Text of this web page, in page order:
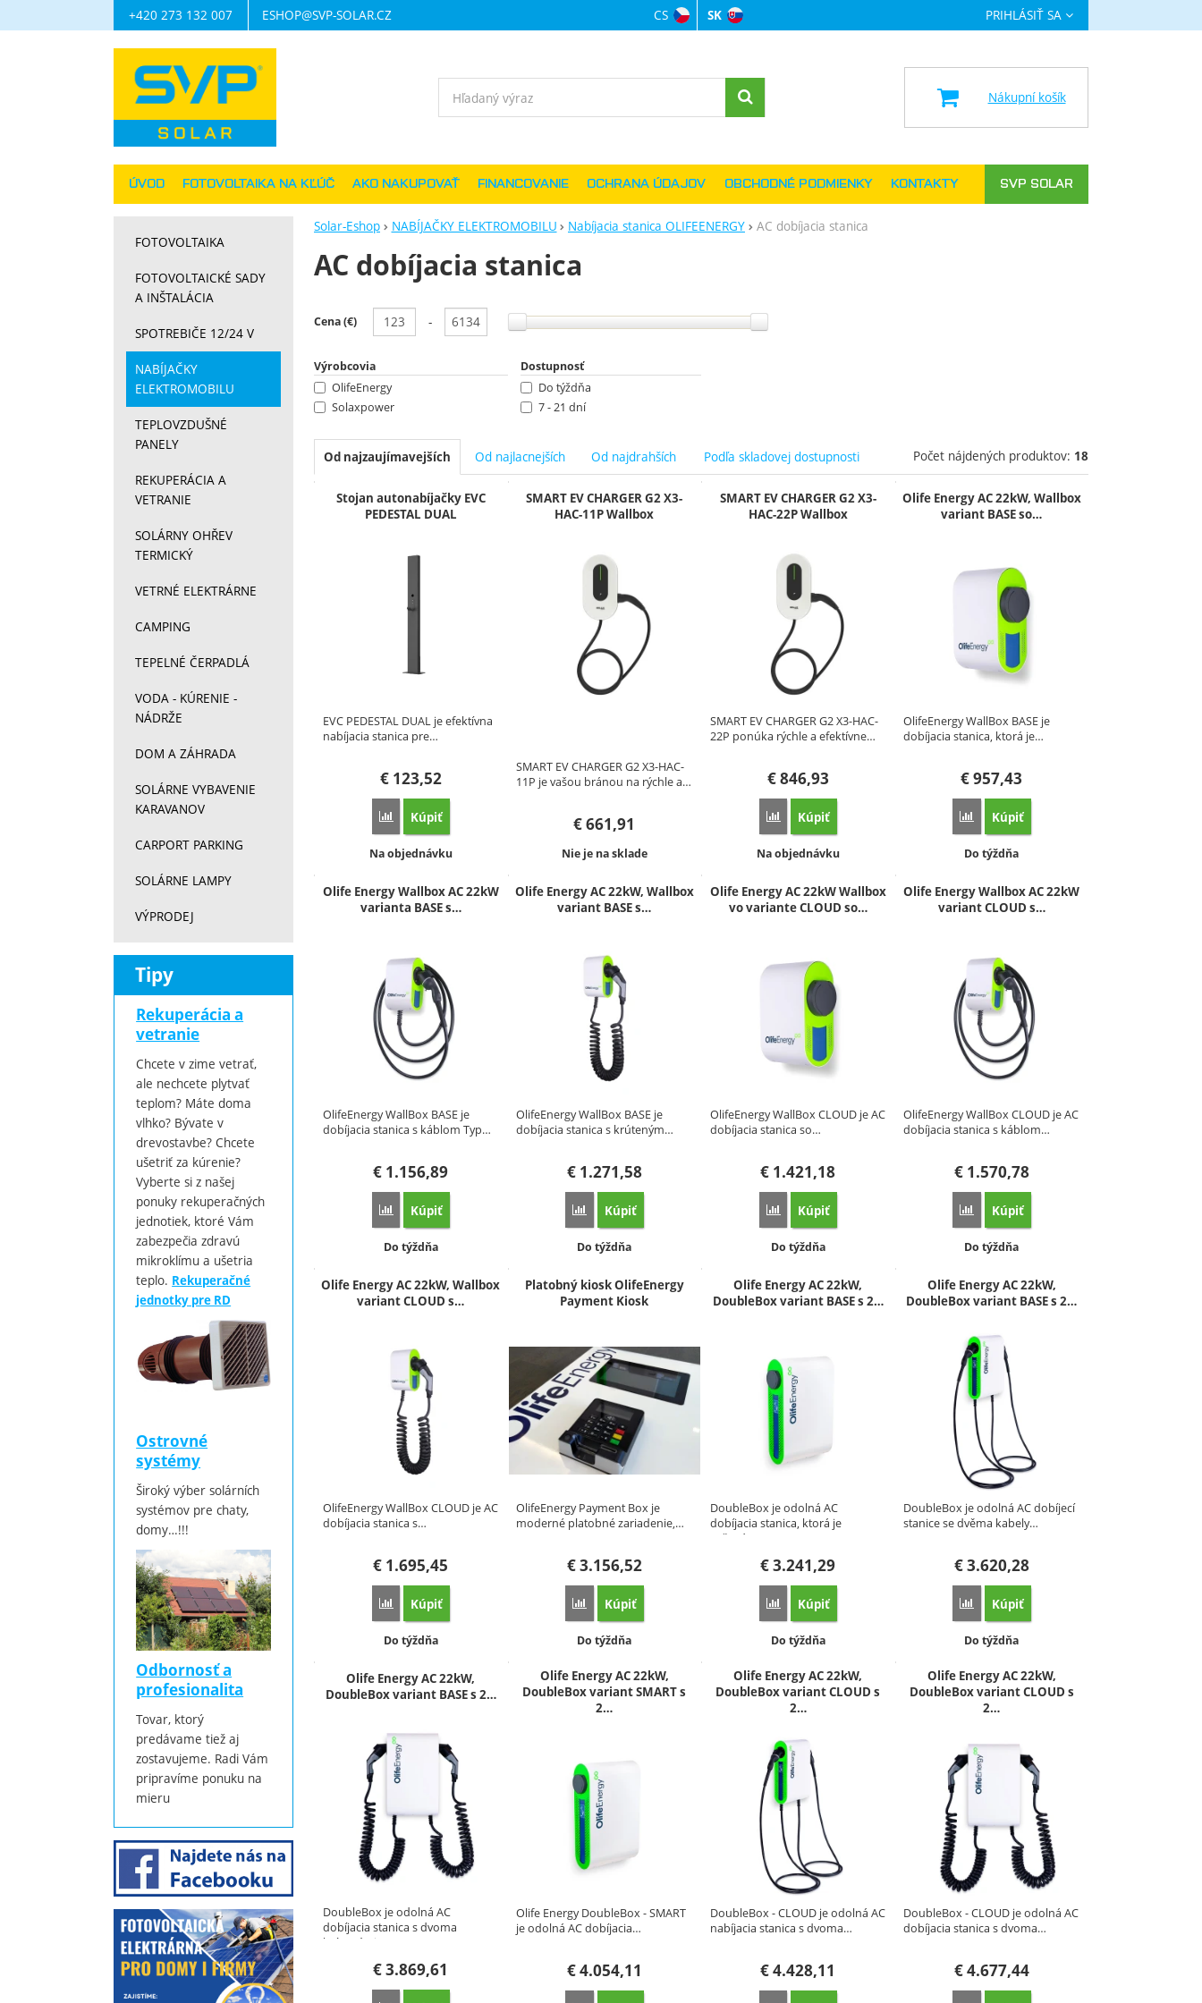
Solar-Eshop NABÍJAČKY ELEKTROMOBILU Nabíjacia stanica OLIFEENERGY AC dobíjacia stanica
AC dobíjacia stanica
Filtrovanie podľa parametrov
Cena (€) -
Výrobcovia
OlifeEnergy
Solaxpower
Dostupnosť
Do týždňa
7 - 21 dní
Od najzaujímavejších Od najlacnejších Od najdrahších Podľa skladovej dostupnosti Počet nájdených produktov: 18
Produkty
Stojan autonabíjačky EVC
PEDESTAL DUAL
EVC PEDESTAL DUAL je efektívna
nabíjacia stanica pre…
€123,52
Porovnať
Kúpiť
Dostupnosť:
Na objednávku
SMART EV CHARGER G2 X3-
HAC-11P Wallbox
SMART EV CHARGER G2 X3-HAC-
11P je vašou bránou na rýchle a…
€661,91
Dostupnosť:
Nie je na sklade
SMART EV CHARGER G2 X3-
HAC-22P Wallbox
SMART EV CHARGER G2 X3-HAC-
22P ponúka rýchle a efektívne…
€846,93
Porovnať
Kúpiť
Dostupnosť:
Na objednávku
Olife Energy AC 22kW, Wallbox
variant BASE so…
OlifeEnergy WallBox BASE je
dobíjacia stanica, ktorá je…
€957,43
Porovnať
Kúpiť
Dostupnosť:
Do týždňa
Olife Energy Wallbox AC 22kW
varianta BASE s…
OlifeEnergy WallBox BASE je
dobíjacia stanica s káblom Typ…
€ 1.156,89
Porovnať
Kúpiť
Dostupnosť:
Do týždňa
Olife Energy AC 22kW, Wallbox
variant BASE s…
OlifeEnergy WallBox BASE je
dobíjacia stanica s krúteným…
€1.271,58
Porovnať
Kúpiť
Dostupnosť:
Do týždňa
Olife Energy AC 22kW Wallbox
vo variante CLOUD so…
OlifeEnergy WallBox CLOUD je AC
dobíjacia stanica so…
€ 1.421,18
Porovnať
Kúpiť
Dostupnosť:
Do týždňa
Olife Energy Wallbox AC 22kW
variant CLOUD s…
OlifeEnergy WallBox CLOUD je AC
dobíjacia stanica s káblom…
€1.570,78
Porovnať
Kúpiť
Dostupnosť:
Do týždňa
Olife Energy AC 22kW, Wallbox
variant CLOUD s…
OlifeEnergy WallBox CLOUD je AC
dobíjacia stanica s…
€ 1.695,45
Porovnať
Kúpiť
Dostupnosť:
Do týždňa
Platobný kiosk OlifeEnergy
Payment Kiosk
OlifeEnergy Payment Box je
moderné platobné zariadenie,…
€3.156,52
Porovnať
Kúpiť
Dostupnosť:
Do týždňa
Olife Energy AC 22kW,
DoubleBox variant BASE s 2…
DoubleBox je odolná AC
dobíjacia stanica, ktorá je
určená…
€3.241,29
Porovnať
Kúpiť
Dostupnosť:
Do týždňa
Olife Energy AC 22kW,
DoubleBox variant BASE s 2…
DoubleBox je odolná AC dobíjecí
stanice se dvěma kabely…
€3.620,28
Porovnať
Kúpiť
Dostupnosť:
Do týždňa
Olife Energy AC 22kW,
DoubleBox variant BASE s 2…
DoubleBox je odolná AC
dobíjacia stanica s dvoma
krútenými…
€3.869,61
Olife Energy AC 22kW,
DoubleBox variant SMART s
2…
Olife Energy DoubleBox - SMART
je odolná AC dobíjacia…
€4.054,11
Olife Energy AC 22kW,
DoubleBox variant CLOUD s
2…
DoubleBox - CLOUD je odolná AC
nabíjacia stanica s dvoma…
€4.428,11
Olife Energy AC 22kW,
DoubleBox variant CLOUD s
2…
DoubleBox - CLOUD je odolná AC
dobíjacia stanica s dvoma…
€4.677,44
FOTOVOLTAIKA
FOTOVOLTAICKÉ SADY
A INŠTALÁCIA
SPOTREBIČE 12/24 V
NABÍJAČKY
ELEKTROMOBILU
TEPLOVZDUŠNÉ
PANELY
REKUPERÁCIA A
VETRANIE
SOLÁRNY OHŘEV
TERMICKÝ
VETRNÉ ELEKTRÁRNE
CAMPING
TEPELNÉ ČERPADLÁ
VODA - KÚRENIE -
NÁDRŽE
DOM A ZÁHRADA
SOLÁRNE VYBAVENIE
KARAVANOV
CARPORT PARKING
SOLÁRNE LAMPY
VÝPRODEJ
Tipy
Rekuperácia a
vetranie
Chcete v zime vetrať,
ale nechcete plytvať
teplom? Máte doma
vlhko? Bývate v
drevostavbe? Chcete
ušetriť za kúrenie?
Vyberte si z našej
ponuky rekuperačných
jednotiek, ktoré Vám
zabezpečia zdravú
mikroklímu a ušetria
teplo. Rekuperačné
jednotky pre RD
Ostrovné
systémy
Široký výber solárních
systémov pre chaty,
domy…!!!
Odbornosť a
profesionalita
Tovar, ktorý
predávame tiež aj
zostavujeme. Radi Vám
pripravíme ponuku na
mieru
Navigácia
+420 273 132 007 ESHOP@SVP-SOLAR.CZ
ÚVOD FOTOVOLTAIKA NA KĽÚČ AKO NAKUPOVAŤ FINANCOVANIE OCHRANA ÚDAJOV OBCHODNÉ PODMIENKY KONTAKTY SVP SOLAR
Jazyková verzia
CS SK PRIHLÁSIŤ SA
Vyhľadávanie Nákupní košík